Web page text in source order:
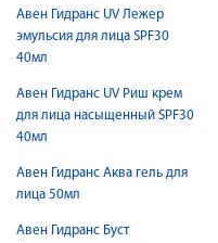
Авен Гидранс UV Лежер
эмульсия для лица SPF30
40мл
Авен Гидранс UV Риш крем
для лица насыщенный SPF30
40мл
Авен Гидранс Аква гель для
лица 50мл
Авен Гидранс Буст